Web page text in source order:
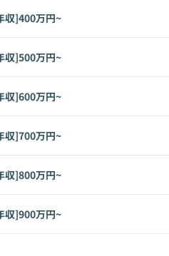
収]400万円~
収]500万円~
収]600万円~
収]700万円~
収]800万円~
収]900万円~